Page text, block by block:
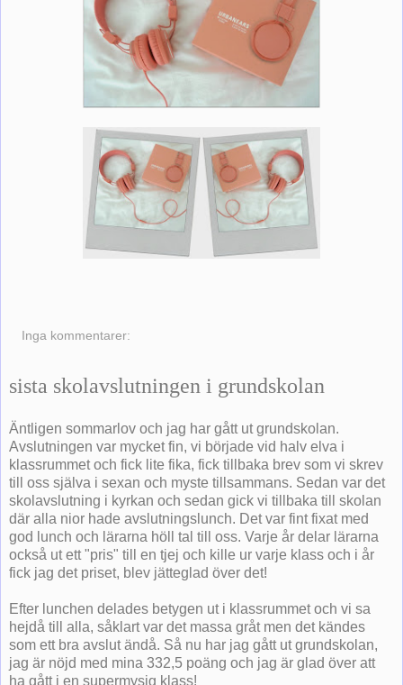
Inga kommentarer:
sista skolavslutningen i grundskolan
Äntligen sommarlov och jag har gått ut grundskolan.
Avslutningen var mycket fin, vi började vid halv elva i
klassrummet och fick lite fika, fick tillbaka brev som vi skrev
till oss själva i sexan och myste tillsammans. Sedan var det
skolavslutning i kyrkan och sedan gick vi tillbaka till skolan
där alla nior hade avslutningslunch. Det var fint fixat med
god lunch och lärarna höll tal till oss. Varje år delar lärarna
också ut ett "pris" till en tjej och kille ur varje klass och i år
fick jag det priset, blev jätteglad över det!
Efter lunchen delades betygen ut i klassrummet och vi sa
hejdå till alla, såklart var det massa gråt men det kändes
som ett bra avslut ändå. Så nu har jag gått ut grundskolan,
jag är nöjd med mina 332,5 poäng och jag är glad över att
ha gått i en supermysig klass!